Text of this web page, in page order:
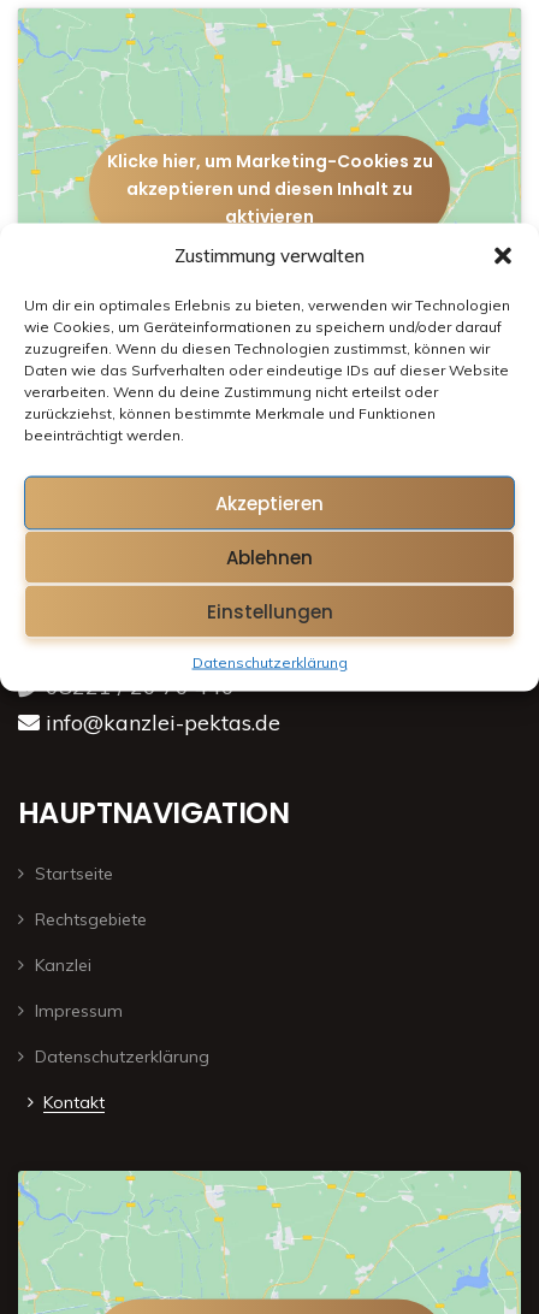
Zustimmung verwalten
Um dir ein optimales Erlebnis zu bieten, verwenden wir Technologien
wie Cookies, um Geräteinformationen zu speichern und/oder darauf
zuzugreifen. Wenn du diesen Technologien zustimmst, können wir
Daten wie das Surfverhalten oder eindeutige IDs auf dieser Website
verarbeiten. Wenn du deine Zustimmung nicht erteilst oder
zurückziehst, können bestimmte Merkmale und Funktionen
beeinträchtigt werden.
Akzeptieren
Ablehnen
Einstellungen
Datenschutzerklärung
Klicke hier, um Marketing-Cookies zu
akzeptieren und diesen Inhalt zu
aktivieren
Maria-Theresia-Straße 7b
89312 Günzburg
08221 / 20 70 440
info@kanzlei-pektas.de
HAUPTNAVIGATION
Startseite
Rechtsgebiete
Kanzlei
Impressum
Datenschutzerklärung
Kontakt